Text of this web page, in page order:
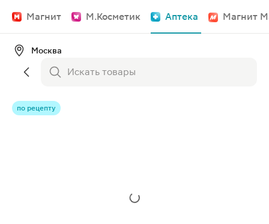
Магнит М.Косметик Аптека Магнит
Москва
по рецепту